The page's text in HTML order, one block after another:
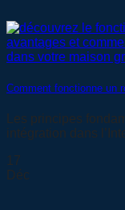
Comment fonctionne un
Les principes
intégration dans
17
Déc